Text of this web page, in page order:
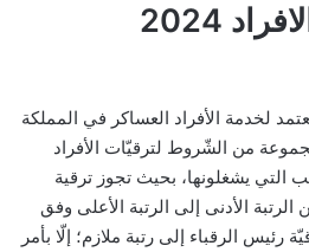
شروط ترقيات الافراد 2024
لخدمة الأفراد العساكر في المملكة
من الشّروط لترقيّات الأفراد
التي يشغلونها، بحيث تجوز ترقية
الأدنى إلى الرتبة الأعلى وفق
رئيس الرقباء إلى رتبة ملازم؛ إلّا بأمر